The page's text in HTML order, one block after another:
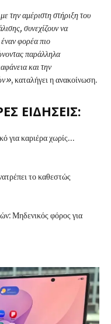
την αμέριστη στήριξη του
συνεχίζουν να
φορέα πιο
παράλληλα
και την
, καταλήγει η ανακοίνωση.
ΕΙΔΗΣΕΙΣ:
καριέρα χωρίς…
το καθεστώς
Μηδενικός φόρος για